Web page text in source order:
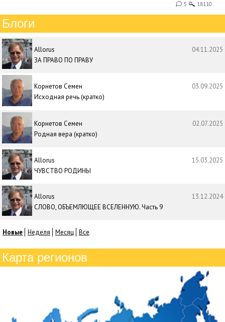
5 18110
Блоги
Allorus
04.11.2025
ЗА ПРАВО ПО ПРАВУ
Корнетов Семен
03.09.2025
Исходная речь (кратко)
Корнетов Семен
02.07.2025
Родная вера (кратко)
Allorus
15.03.2025
ЧУВСТВО РОДИНЫ
Allorus
13.12.2024
СЛОВО, ОБЪЕМЛЮЩЕЕ ВСЕЛЕННУЮ. Часть 9
Новые Неделя Месяц Все
Карта регионов